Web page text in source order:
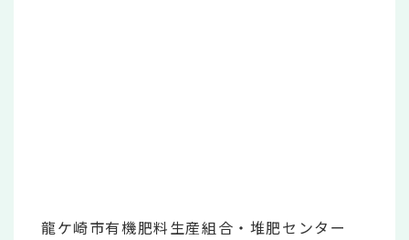
龍ケ崎市有機肥料生産組合・堆肥センター